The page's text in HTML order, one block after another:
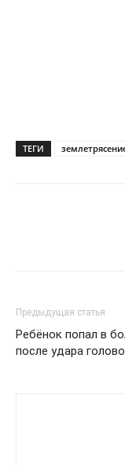
ТЕГИ
Предыдущая статья
Ребёнок попал в
после удара